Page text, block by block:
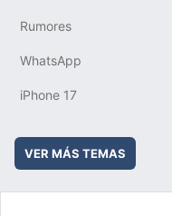
Rumores
WhatsApp
iPhone 17
VER MÁS TEMAS